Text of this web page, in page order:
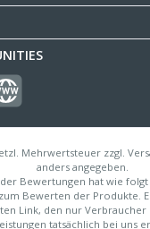
Mehrwertsteuer zzgl.
anders angegeben.
Bewertungen hat wie
Bewerten der Produkte.
Link, den nur Verbraucher
tatsächlich bei uns